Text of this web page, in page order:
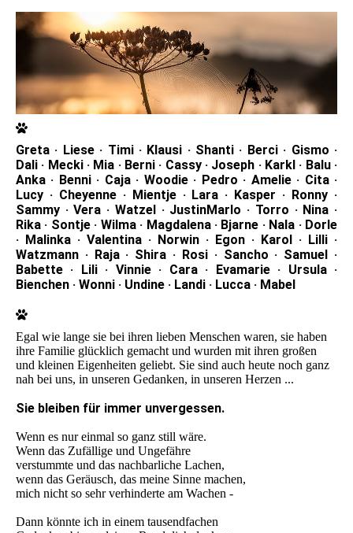
Greta · Liese · Timi · Klausi · Shanti · Berci · Gismo ·
Dali · Mecki · Mia · Berni · Cassy · Joseph · Karkl · Balu ·
Anka · Benni · Caja · Woodie · Pedro · Amelie · Cita ·
Lucy · Cheyenne · Mientje · Lara · Kasper · Ronny ·
Sammy · Vera · Watzel · JustinMarlo · Torro · Nina ·
Rika · Sontje · Wilma · Magdalena · Bjarne · Nala · Dorle
· Malinka · Valentina · Norwin · Egon · Karol · Lilli ·
Watzmann · Raja · Shira · Rosi · Sancho · Samuel ·
Babette · Lili · Vinnie · Cara · Evamarie · Ursula ·
Bienchen · Wonni · Undine · Landi · Lucca · Mabel
Egal wie lange sie bei ihren lieben Menschen waren, sie haben
ihre Familie glücklich gemacht und wurden mit ihren großen
und kleinen Eigenheiten geliebt. Sie sind auch heute noch ganz
nah bei uns, in unseren Gedanken, in unseren Herzen ...
Sie bleiben für immer unvergessen.
Wenn es nur einmal so ganz still wäre.
Wenn das Zufällige und Ungefähre
verstummte und das nachbarliche Lachen,
wenn das Geräusch, das meine Sinne machen,
mich nicht so sehr verhinderte am Wachen -
Dann könnte ich in einem tausendfachen